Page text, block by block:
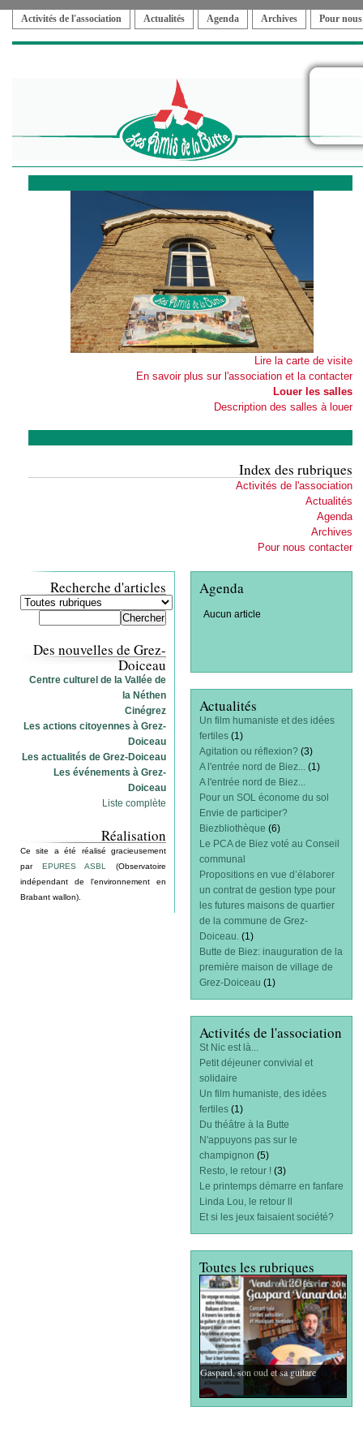
Activités de l'association Actualités Agenda Archives Pour
Lire la carte de visite
En savoir plus sur l'association et la contacter
Louer les salles
Description des salles à louer
Index des rubriques
Activités de l'association
Actualités
Agenda
Archives
Pour nous contacter
Recherche d'articles
Des nouvelles de Grez-
Doiceau
Centre culturel de la Vallée de
la Néthen
Cinégrez
Les actions citoyennes à Grez-
Doiceau
Les actualités de Grez-Doiceau
Les événements à Grez-
Doiceau
Liste complète
Réalisation
Ce site a été réalisé gracieusement
par EPURES ASBL
(Observatoire
indépendant de l'environnement en
Brabant wallon).
Agenda
Aucun article
Actualités
Un film humaniste et des idées
fertiles (1)
Agitation ou réflexion? (3)
A l'entrée nord de Biez... (1)
A l'entrée nord de Biez...
Pour un SOL économe du sol
Envie de participer?
Biezbliothèque (6)
Le PCA de Biez voté au Conseil
communal
Propositions en vue d’élaborer
un contrat de gestion type pour
les futures maisons de quartier
de la commune de Grez-
Doiceau. (1)
Butte de Biez: inauguration de la
première maison de village de
Grez-Doiceau (1)
Activités de l'association
St Nic est là...
Petit déjeuner convivial et
solidaire
Un film humaniste, des idées
fertiles (1)
Du théâtre à la Butte
N'appuyons pas sur le
champignon (5)
Resto, le retour ! (3)
Le printemps démarre en fanfare
Linda Lou, le retour ll
Et si les jeux faisaient société?
Toutes les rubriques
Gaspard, son oud et sa guitare
Articles